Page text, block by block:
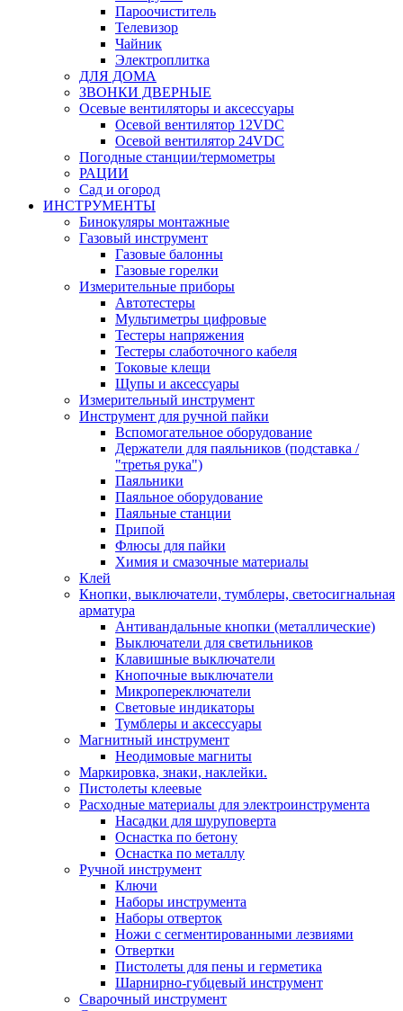
Пароочиститель
Телевизор
Чайник
Электроплитка
ДЛЯ ДОМА
ЗВОНКИ ДВЕРНЫЕ
Осевые вентиляторы и аксессуары
Осевой вентилятор 12VDC
Осевой вентилятор 24VDC
Погодные станции/термометры
РАЦИИ
Сад и огород
ИНСТРУМЕНТЫ
Бинокуляры монтажные
Газовый инструмент
Газовые балонны
Газовые горелки
Измерительные приборы
Автотестеры
Мультиметры цифровые
Тестеры напряжения
Тестеры слаботочного кабеля
Токовые клещи
Щупы и аксессуары
Измерительный инструмент
Инструмент для ручной пайки
Вспомогательное оборудование
Держатели для паяльников (подставка /
"третья рука")
Паяльники
Паяльное оборудование
Паяльные станции
Припой
Флюсы для пайки
Химия и смазочные материалы
Клей
Кнопки, выключатели, тумблеры, светосигнальная
арматура
Антивандальные кнопки (металлические)
Выключатели для светильников
Клавишные выключатели
Кнопочные выключатели
Микропереключатели
Световые индикаторы
Тумблеры и аксессуары
Магнитный инструмент
Неодимовые магниты
Маркировка, знаки, наклейки.
Пистолеты клеевые
Расходные материалы для электроинструмента
Насадки для шуруповерта
Оснастка по бетону
Оснастка по металлу
Ручной инструмент
Ключи
Наборы инструмента
Наборы отверток
Ножи с сегментированными лезвиями
Отвертки
Пистолеты для пены и герметика
Шарнирно-губцевый инструмент
Сварочный инструмент